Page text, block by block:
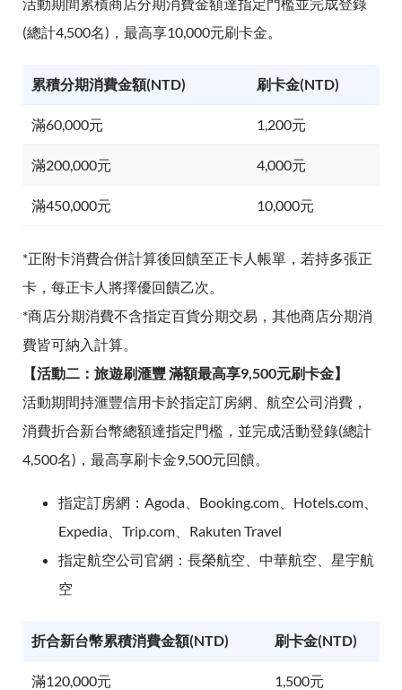
(總計4,500名)，最高享10,000元刷卡金。
累積分期消費金額(NTD) 刷卡金(NTD)
滿60,000元 1,200元
滿200,000元 4,000元
滿450,000元 10,000元
*正附卡消費合併計算後回饋至正卡人帳單，若持多張正
卡，每正卡人將擇優回饋乙次。
*商店分期消費不含指定百貨分期交易，其他商店分期消
費皆可納入計算。
【活動二：旅遊刷滙豐 滿額最高享9,500元刷卡金】
活動期間持滙豐信用卡於指定訂房網、航空公司消費，
消費折合新台幣總額達指定門檻，並完成活動登錄(總計
4,500名)，最高享刷卡金9,500元回饋。
指定訂房網：Agoda、Booking.com、Hotels.com、
Expedia、Trip.com、Rakuten Travel
指定航空公司官網：長榮航空、中華航空、星宇航
空
折合新台幣累積消費金額(NTD) 刷卡金(NTD)
滿120,000元 1,500元